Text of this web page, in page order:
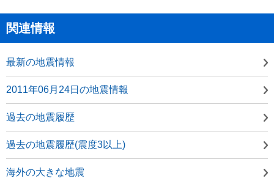
関連情報
最新の地震情報
2011年06月24日の地震情報
過去の地震履歴
過去の地震履歴(震度3以上)
海外の大きな地震